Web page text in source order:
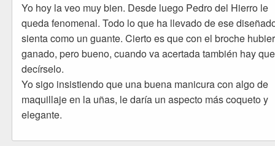
Yo hoy la veo muy bien. Desde luego Pedro del Hierro le
queda fenomenal. Todo lo que ha llevado de ese
sienta como un guante. Cierto es que con el broche
ganado, pero bueno, cuando va acertada también hay que
decírselo.
Yo sigo insistiendo que una buena manicura con algo de
maquillaje en la uñas, le daría un aspecto más coqueto y
elegante.